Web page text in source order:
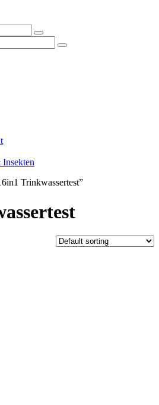
Search
Search
Trinkwassertest”